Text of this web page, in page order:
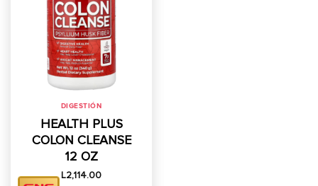
DIGESTIÓN
HEALTH PLUS
COLON CLEANSE
12 OZ
L2,114.00